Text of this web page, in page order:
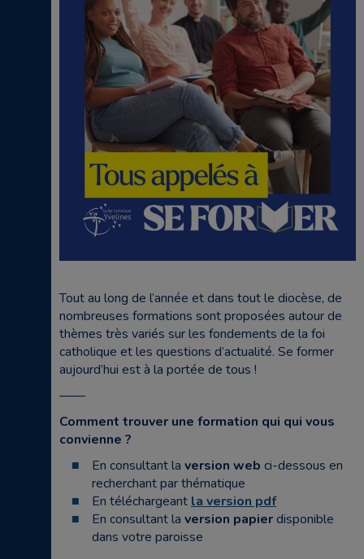
Tout au long de l’année et dans tout le diocèse, de
nombreuses formations sont proposées autour de
thèmes très variés sur les fondements de la foi
catholique et les questions d’actualité. Se former
aujourd’hui est à la portée de tous !
——
Comment trouver une formation qui qui vous
convienne ?
En consultant la version web ci-dessous en
recherchant par thématique
En téléchargeant la version pdf
En consultant la version papierdisponible
dans votre paroisse